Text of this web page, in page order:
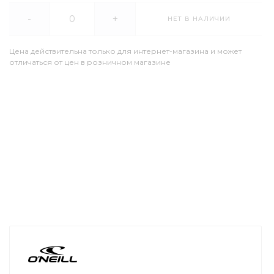
- + НЕТ В НАЛИЧИИ
Цена действительна только для интернет-магазина и может
отличаться от цен в розничном магазине